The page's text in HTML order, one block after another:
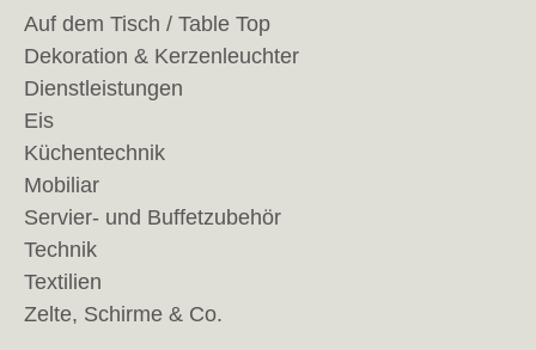
Auf dem Tisch / Table Top
Dekoration & Kerzenleuchter
Dienstleistungen
Eis
Küchentechnik
Mobiliar
Servier- und Buffetzubehör
Technik
Textilien
Zelte, Schirme & Co.